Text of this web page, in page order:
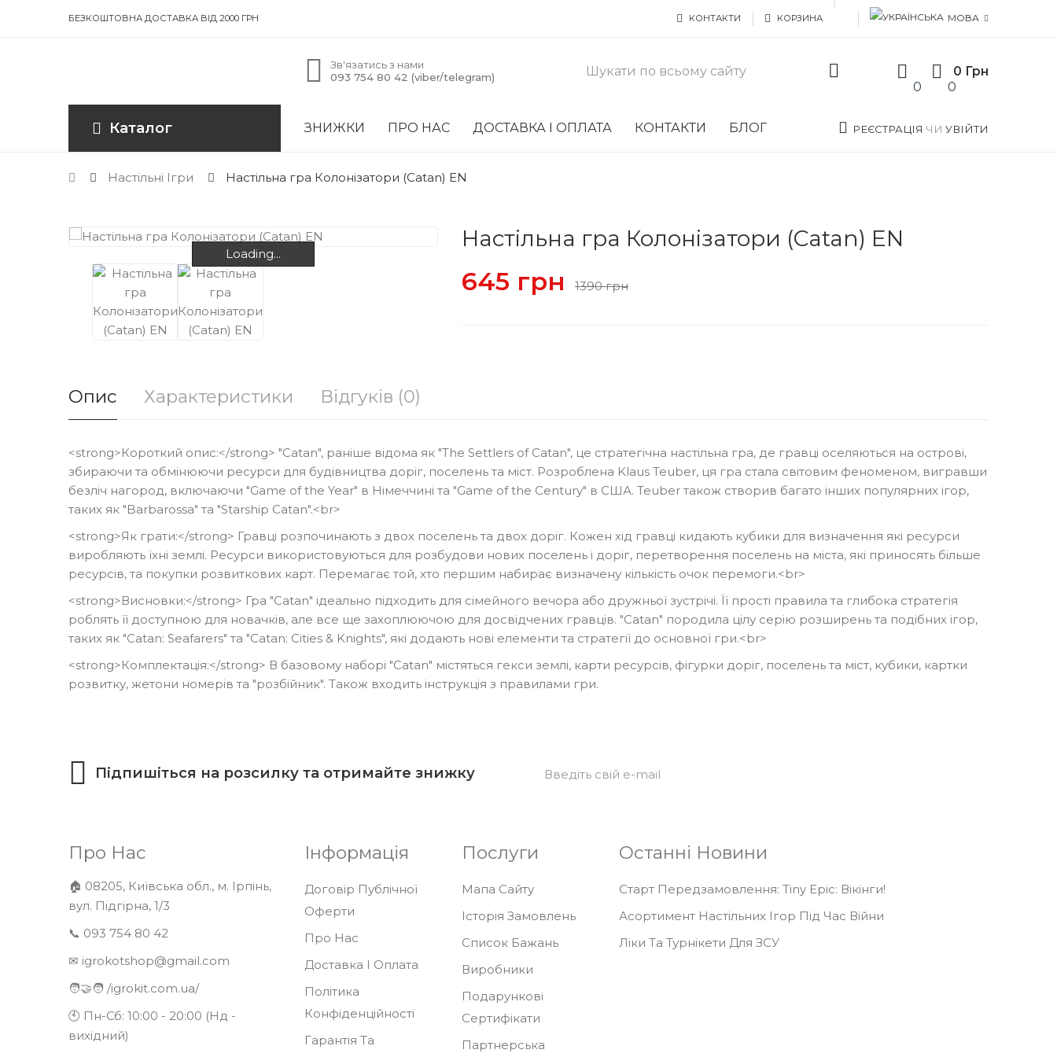
БЕЗКОШТОВНА ДОСТАВКА ВІД 2000 ГРН КОНТАКТИ КОРЗИНА МОВА
Зв'язатись з нами
093 754 80 42 (viber/telegram)
0 0
0 Грн
Каталог ЗНИЖКИ ПРО НАС ДОСТАВКА І ОПЛАТА КОНТАКТИ БЛОГ РЕЄСТРАЦІЯ ЧИ УВІЙТИ
Настільні Ігри Настільна гра Колонізатори (Catan) EN
Loading...
Loading...
Loading...
Настільна гра Колонізатори (Catan) EN
645 грн 1390 грн
Кількість Купити
В Закладки
Опис Характеристики Відгуків (0)
<strong>Короткий опис:</strong> "Catan", раніше відома як "The Settlers of Catan", це стратегічна настільна гра, де гравці оселяються на острові,
збираючи та обмінюючи ресурси для будівництва доріг, поселень та міст. Розроблена Klaus Teuber, ця гра стала світовим феноменом, вигравши
безліч нагород, включаючи "Game of the Year" в Німеччині та "Game of the Century" в США. Teuber також створив багато інших популярних ігор,
таких як "Barbarossa" та "Starship Catan".<br>
<strong>Як грати:</strong> Гравці розпочинають з двох поселень та двох доріг. Кожен хід гравці кидають кубики для визначення які ресурси
виробляють їхні землі. Ресурси використовуються для розбудови нових поселень і доріг, перетворення поселень на міста, які приносять більше
ресурсів, та покупки розвиткових карт. Перемагає той, хто першим набирає визначену кількість очок перемоги.<br>
<strong>Висновки:</strong> Гра "Catan" ідеально підходить для сімейного вечора або дружньої зустрічі. Її прості правила та глибока стратегія
роблять її доступною для новачків, але все ще захоплюючою для досвідчених гравців. "Catan" породила цілу серію розширень та подібних ігор,
таких як "Catan: Seafarers" та "Catan: Cities & Knights", які додають нові елементи та стратегії до основної гри.<br>
<strong>Комплектація:</strong> В базовому наборі "Catan" містяться гекси землі, карти ресурсів, фігурки доріг, поселень та міст, кубики, картки
розвитку, жетони номерів та "розбійник". Також входить інструкція з правилами гри.
Підпишіться на розсилку та отримайте знижку
Про Нас
🏠 08205, Київська обл., м. Ірпінь,
вул. Підгірна, 1/3
📞 093 754 80 42
✉ igrokotshop@gmail.com
🧑‍🤝‍🧑 /igrokit.com.ua/
🕙 Пн-Сб: 10:00 - 20:00 (Нд -
вихідний)
Інформація
Договір Публічної
Оферти
Про Нас
Доставка І Оплата
Політика
Конфіденційності
Гарантія Та
Послуги
Мапа Сайту
Історія Замовлень
Список Бажань
Виробники
Подарункові
Сертифікати
Партнерська
Останні Новини
Старт Передзамовлення: Tiny Epic: Вікінги!
Асортимент Настільних Ігор Під Час Війни
Ліки Та Турнікети Для ЗСУ